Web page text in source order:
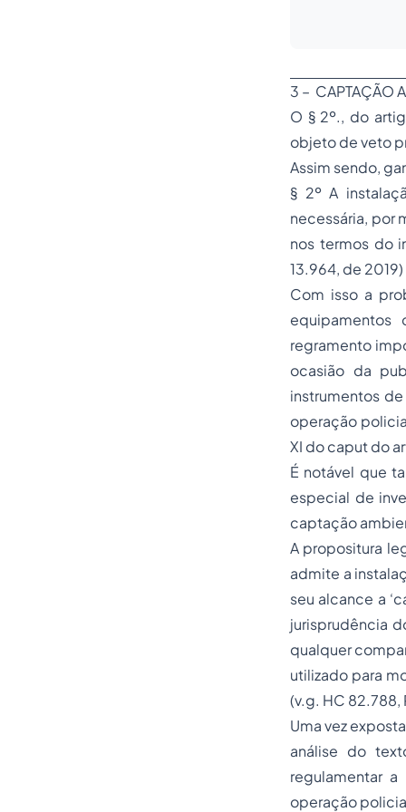
3 – CAPTAÇÃO
O § 2º., do
objeto de veto
Assim sendo,
§ 2º A
necessária, por
nos termos do
13.964, de
Com isso a
regramento
ocasião da
instrumentos
operação
XI do caput do
É notável que
especial de
captação
A propositura
admite a
seu alcance a
jurisprudência
qualquer
utilizado para
(v.g. HC 82.788,
Uma vez
análise do
regulamentar
operação